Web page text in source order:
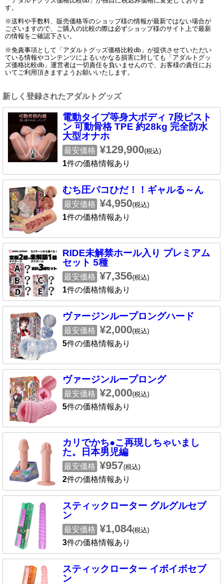
す。
※送料や手数料、販売価格等のショップ様の情報が最新ではない場合が
ございますので、ご購入の比較の際は必ずショップ様のサイト上で最新
の情報をご確認下さい。
※免責事項として「アダルトグッズ価格比較db」が提供させていただい
ている情報やコンテンツによるいかなる損害に対しても「アダルトグッ
ズ価格比較db」運営者は一切責任を負いませんので、お客様の責任にお
いてご利用頂きますようお願いいたします。
新しく登録されたアダルトグッズ
電動タイプ等身大ボディ 7段ピスト
ン 可動骨格 TPE 約28kg 完全防水
大型オナホ
最安価格 ¥129,900(税込)
1件の価格情報あり
むち圧パコひだ！！ギャルる～ん
最安価格 ¥4,950(税込)
1件の価格情報あり
RIDE未解禁ホール入り プレミアム
セット 5種
最安価格 ¥7,356(税込)
1件の価格情報あり
ヴァージンループロングハード
最安価格 ¥2,000(税込)
5件の価格情報あり
ヴァージンループロング
最安価格 ¥2,000(税込)
5件の価格情報あり
カリでかち●こ再現しちゃいまし
た。日本男児編
最安価格 ¥957(税込)
2件の価格情報あり
スティックローター グルグルセブ
ン
最安価格 ¥1,084(税込)
3件の価格情報あり
スティックローター イボイボセブ
ン